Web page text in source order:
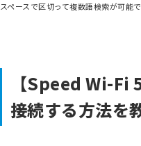
スペースで区切って複数語検索が可能
【Speed Wi-
接続する方法を